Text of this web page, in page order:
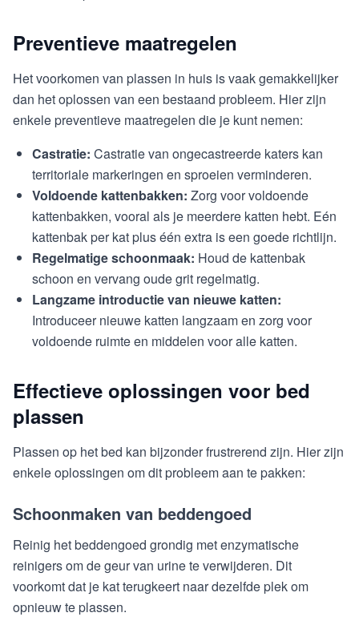
Preventieve maatregelen
Het voorkomen van plassen in huis is vaak gemakkelijker
dan het oplossen van een bestaand probleem. Hier zijn
enkele preventieve maatregelen die je kunt nemen:
Castratie: Castratie van ongecastreerde katers kan
territoriale markeringen en sproeien verminderen.
Voldoende kattenbakken: Zorg voor voldoende
kattenbakken, vooral als je meerdere katten hebt. Eén
kattenbak per kat plus één extra is een goede richtlijn.
Regelmatige schoonmaak: Houd de kattenbak
schoon en vervang oude grit regelmatig.
Langzame introductie van nieuwe katten:
Introduceer nieuwe katten langzaam en zorg voor
voldoende ruimte en middelen voor alle katten.
Effectieve oplossingen voor bed
plassen
Plassen op het bed kan bijzonder frustrerend zijn. Hier zijn
enkele oplossingen om dit probleem aan te pakken:
Schoonmaken van beddengoed
Reinig het beddengoed grondig met enzymatische
reinigers om de geur van urine te verwijderen. Dit
voorkomt dat je kat terugkeert naar dezelfde plek om
opnieuw te plassen.